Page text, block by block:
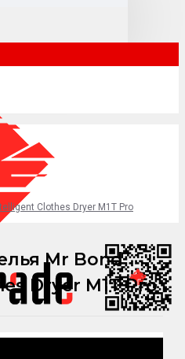
Clothes Dryer M1T Pro
Mr Bond
Dryer M1T Pro